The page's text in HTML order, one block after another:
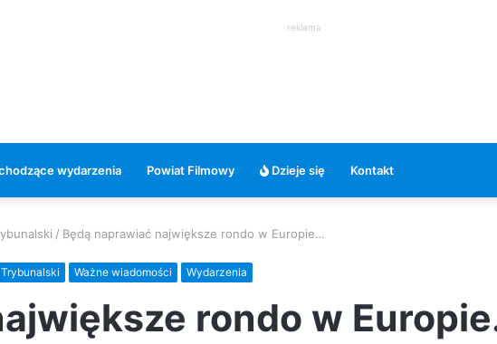
reklama
wydarzenia Powiat Filmowy Dzieje się Kontakt
/ Będą naprawiać największe rondo w Europie…
Ważne wiadomości Wydarzenia
rondo w